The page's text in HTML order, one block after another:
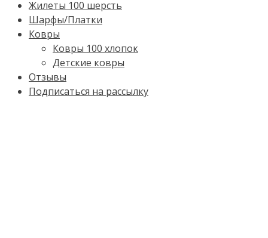
Жилеты 100 шерсть
Шарфы/Платки
Ковры
Ковры 100 хлопок
Детские ковры
Отзывы
Подписаться на рассылку